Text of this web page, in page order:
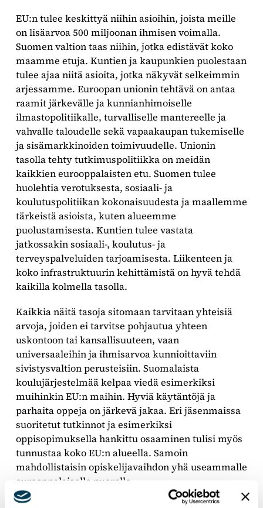
EU:n tulee keskittyä niihin asioihin, joista meille
on lisäarvoa 500 miljoonan ihmisen voimalla.
Suomen valtion taas niihin, jotka edistävät koko
maamme etuja. Kuntien ja kaupunkien puolestaan
tulee ajaa niitä asioita, jotka näkyvät selkeimmin
arjessamme. Euroopan unionin tehtävä on antaa
raamit järkevälle ja kunnianhimoiselle
ilmastopolitiikalle, turvalliselle mantereelle ja
vahvalle taloudelle sekä vapaakaupan tukemiselle
ja sisämarkkinoiden toimivuudelle. Unionin
tasolla tehty tutkimuspolitiikka on meidän
kaikkien eurooppalaisten etu. Suomen tulee
huolehtia verotuksesta, sosiaali- ja
koulutuspolitiikan kokonaisuudesta ja maallemme
tärkeistä asioista, kuten alueemme
puolustamisesta. Kuntien tulee vastata
jatkossakin sosiaali-, koulutus- ja
terveyspalveluiden tarjoamisesta. Liikenteen ja
koko infrastruktuurin kehittämistä on hyvä tehdä
kaikilla kolmella tasolla.
Kaikkia näitä tasoja sitomaan tarvitaan yhteisiä
arvoja, joiden ei tarvitse pohjautua yhteen
uskontoon tai kansallisuuteen, vaan
universaaleihin ja ihmisarvoa kunnioittaviin
sivistysvaltion perusteisiin. Suomalaista
koulujärjestelmää kelpaa viedä esimerkiksi
muihinkin EU:n maihin. Hyviä käytäntöjä ja
parhaita oppeja on järkevä jakaa. Eri jäsenmaissa
suoritetut tutkinnot ja esimerkiksi
oppisopimuksella hankittu osaaminen tulisi myös
tunnustaa koko EU:n alueella. Samoin
mahdollistaisin opiskelijavaihdon yhä useammalle
eurooppalaiselle nuorelle.